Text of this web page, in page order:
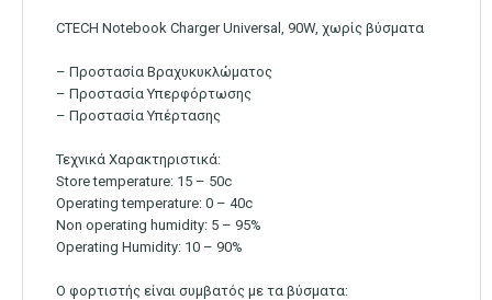
CTECH Notebook Charger Universal, 90W, χωρίς βύσματα
– Προστασία Βραχυκυκλώματος
– Προστασία Υπερφόρτωσης
– Προστασία Υπέρτασης
Τεχνικά Χαρακτηριστικά:
Store temperature: 15 – 50c
Operating temperature: 0 – 40c
Non operating humidity: 5 – 95%
Operating Humidity: 10 – 90%
Ο φορτιστής είναι συμβατός με τα βύσματα: